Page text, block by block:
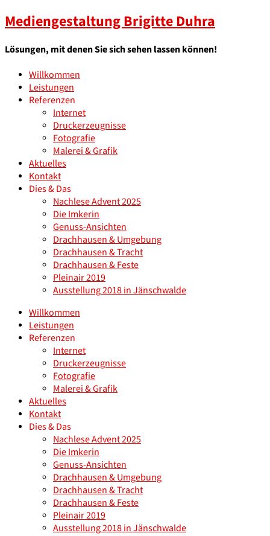
Mediengestaltung Brigitte Duhra
Lösungen, mit denen Sie sich sehen lassen können!
Willkommen
Leistungen
Referenzen
Internet
Druckerzeugnisse
Fotografie
Malerei & Grafik
Aktuelles
Kontakt
Dies & Das
Nachlese Advent 2025
Die Imkerin
Genuss-Ansichten
Drachhausen & Umgebung
Drachhausen & Tracht
Drachhausen & Feste
Pleinair 2019
Ausstellung 2018 in Jänschwalde
Willkommen
Leistungen
Referenzen
Internet
Druckerzeugnisse
Fotografie
Malerei & Grafik
Aktuelles
Kontakt
Dies & Das
Nachlese Advent 2025
Die Imkerin
Genuss-Ansichten
Drachhausen & Umgebung
Drachhausen & Tracht
Drachhausen & Feste
Pleinair 2019
Ausstellung 2018 in Jänschwalde